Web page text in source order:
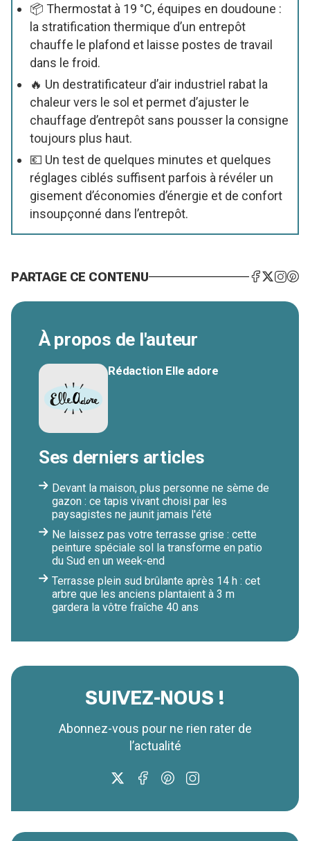
📦 Thermostat à 19 °C, équipes en doudoune :
la stratification thermique d’un entrepôt
chauffe le plafond et laisse postes de travail
dans le froid.
🔥 Un destratificateur d’air industriel rabat la
chaleur vers le sol et permet d’ajuster le
chauffage d’entrepôt sans pousser la consigne
toujours plus haut.
💶 Un test de quelques minutes et quelques
réglages ciblés suffisent parfois à révéler un
gisement d’économies d’énergie et de confort
insoupçonné dans l’entrepôt.
PARTAGE CE CONTENU
À propos de l'auteur
Rédaction Elle adore
Ses derniers articles
Devant la maison, plus personne ne sème de
gazon : ce tapis vivant choisi par les
paysagistes ne jaunit jamais l'été
Ne laissez pas votre terrasse grise : cette
peinture spéciale sol la transforme en patio
du Sud en un week-end
Terrasse plein sud brûlante après 14 h : cet
arbre que les anciens plantaient à 3 m
gardera la vôtre fraîche 40 ans
SUIVEZ-NOUS !
Abonnez-vous pour ne rien rater de
l’actualité